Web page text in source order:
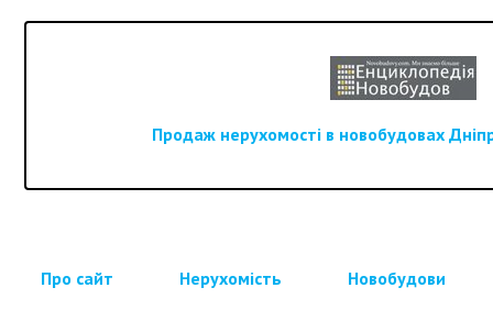
Продаж нерухомості в новобудовах
Про сайт Нерухомість Новобудови